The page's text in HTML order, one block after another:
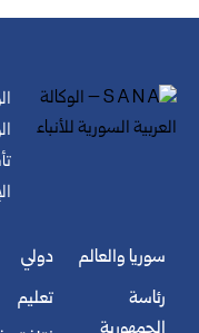
سوريا والعالم
رئاسة
دولي
تعليم